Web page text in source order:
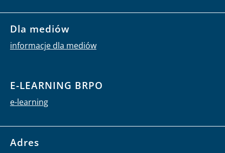
Dla mediów
informacje dla mediów
E-LEARNING BRPO
e-learning
Adres